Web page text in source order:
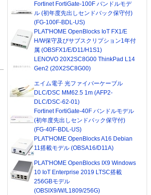
Fortinet FortiGate-100F バンドルモデ
ル (初年度先出しセンドバック保守付)
(FG-100F-BDL-US)
PLAT'HOME OpenBlocks IoT FX1/E
H/W保守及びサブスクリプション1年付
属 (OBSFX1/E/D11/H1S1)
LENOVO 20X2SC8G00 ThinkPad L14
Gen2 (20X2SC8G00)
エイム電子 光ファイバーケーブル
DLC/DSC MM62.5 1m (AFP2-
DLC/DSC-62-01)
Fortinet FortiGate-40F バンドルモデル
(初年度先出しセンドバック保守付)
(FG-40F-BDL-US)
PLAT'HOME OpenBlocks A16 Debian
11搭載モデル (OBSA16/D11A)
PLAT'HOME OpenBlocks IX9 Windows
10 IoT Enterprise 2019 LTSC搭載
256GBモデル
(OBSIX9/W/L1809/256G)